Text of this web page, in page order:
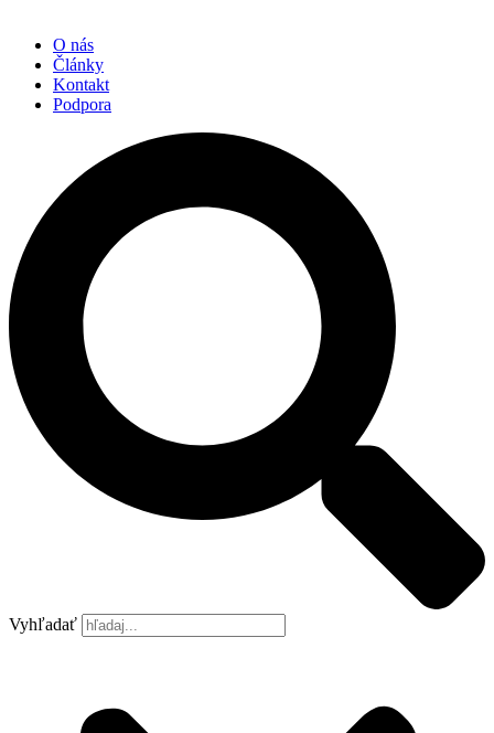
O nás
Články
Kontakt
Podpora
Vyhľadať